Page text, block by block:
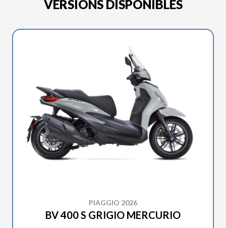
VERSIONS DISPONIBLES
PIAGGIO 2026
BV 400 S GRIGIO MERCURIO